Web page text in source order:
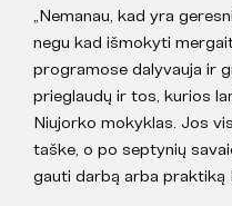
„Nemanau, kad yra
negu kad išmokyti
programose dalyvauja ir
prieglaudų ir tos, kurios
Niujorko mokyklas. Jos
taške, o po septynių
gauti darbą arba praktiką